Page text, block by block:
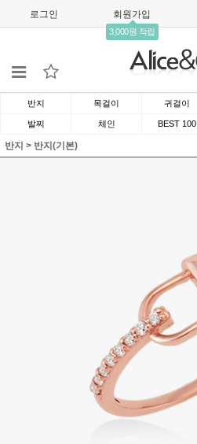
로그인 회원가입
3,000원 적립
반지 목걸이 귀걸이
발찌 체인 BEST 100
반지 > 반지(기본)